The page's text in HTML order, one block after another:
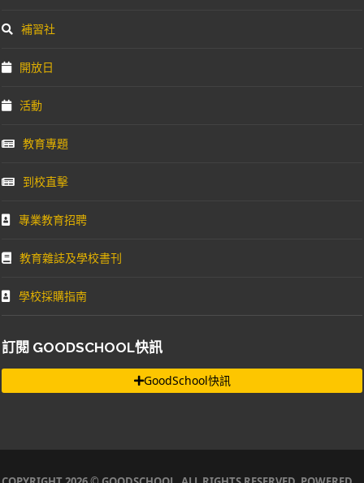
補習社
開放日
活動
教育專題
到校直擊
專業教育招聘
教育雜誌及學校書刊
學校採購指南
訂閱 GOODSCHOOL快訊
GoodSchool快訊